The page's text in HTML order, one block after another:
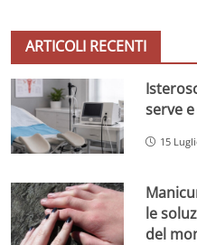
ARTICOLI RECENTI
serve
15
le
del